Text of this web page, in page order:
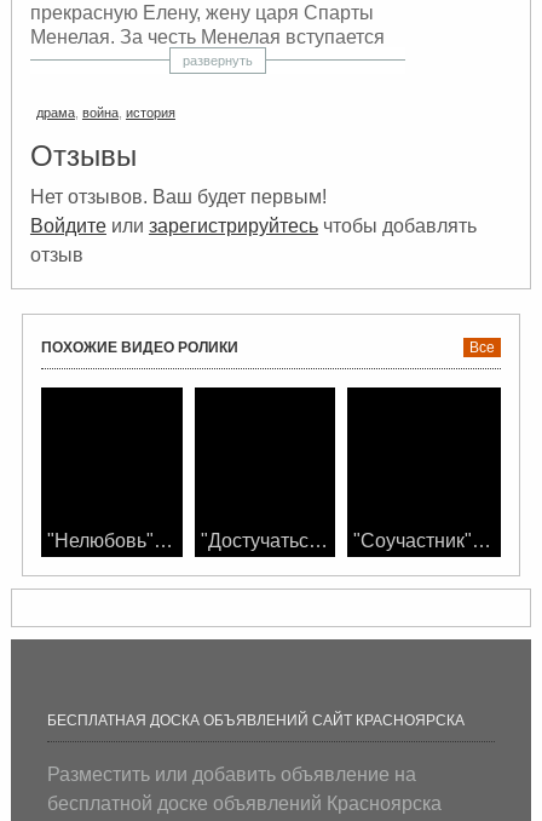
прекрасную Елену, жену царя Спарты
Менелая. За честь Менелая вступается
его брат – царь Агамемнон. Его армия
подошла к Трое и взяла город в
десять лет…
за любовь нация сгорит дотла
развернуть
драма, война, история
Отзывы
Нет отзывов. Ваш будет первым!
Войдитеили зарегистрируйтесьчтобы добавлять
отзыв
ПОХОЖИЕ ВИДЕО РОЛИКИ Все
"Нелюбовь" смотреть фильм онлайн "Достучаться до небес" смотреть фильм "Соучастник" смотреть фильм онлайн
БЕСПЛАТНАЯ ДОСКА ОБЪЯВЛЕНИЙ САЙТ КРАСНОЯРСКА
Разместить или добавить объявление на
бесплатной доске объявлений Красноярска